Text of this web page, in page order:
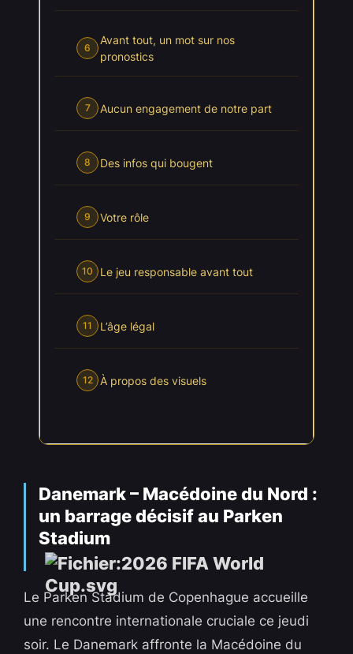
6
Avant tout, un mot sur nos
pronostics
7 Aucun engagement de notre part
8 Des infos qui bougent
9 Votre rôle
10 Le jeu responsable avant tout
11 L’âge légal
12 À propos des visuels
Danemark – Macédoine du Nord :
un barrage décisif au Parken
Stadium
Le Parken Stadium de Copenhague accueille
une rencontre internationale cruciale ce jeudi
soir. Le Danemark affronte la Macédoine du